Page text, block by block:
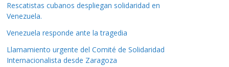
Rescatistas cubanos despliegan solidaridad en
Venezuela.
Venezuela responde ante la tragedia
Llamamiento urgente del Comité de Solidaridad
Internacionalista desde Zaragoza